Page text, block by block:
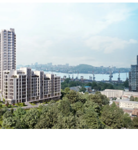
Подтвердить